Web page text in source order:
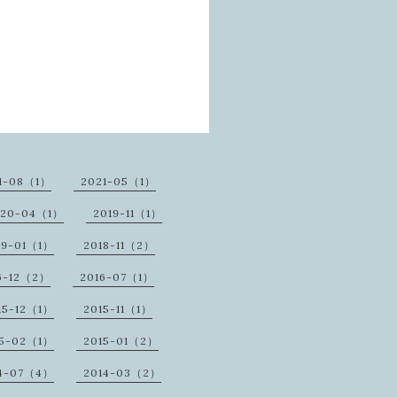
08（1） 2021-05（1）
04（1） 2019-11（1）
01（1） 2018-11（2）
12（2） 2016-07（1）
12（1） 2015-11（1）
02（1） 2015-01（2）
07（4） 2014-03（2）